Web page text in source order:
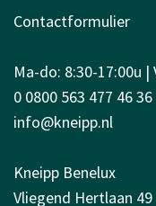
Contactformulier
Ma-do: 8:30-17:00u |
0 0800 563 477 46 36
info@kneipp.nl
Kneipp Benelux
Vliegend Hertlaan 49